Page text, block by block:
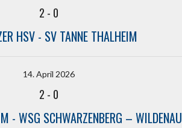
2 - 0
HSV - SV TANNE THALHEIM
14. April 2026
2 - 0
- WSG SCHWARZENBERG – WILDENAU